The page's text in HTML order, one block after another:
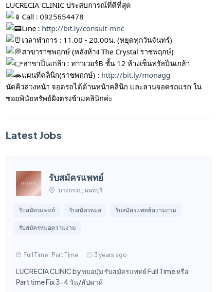
LUCRECIA CLINIC ประสบการณ์ที่ดีที่สุด
Call : 0925654478
Line : http://bit.ly/consult-mnc
เวลาทำการ : 11.00 - 20.00น. (หยุดทุกวันจันทร์)
สาขาราชพฤกษ์ (หลังห้าง The Crystal ราชพฤกษ์)
สาขาปิ่นเกล้า : ทาวเวอร์B ชั้น 12 ห้างเซ็นทรัลปิ่นเกล้า
แผนที่คลินิก(ราชพฤกษ์) : http://bit.ly/monagg
นัดคิวล่วงหน้า จอดรถได้ด้านหน้าคลินิก และลานจอดรถแรก ใน
ซอยพินัยทรัพย์ฝั่งตรงข้ามคลินิกค่ะ
Latest Jobs
รับสมัครแพทย์
บางกรวย, นนทบุรี
รับสมัครแพทย์ รับสมัครหมอ รับสมัครแพทย์ความงาม
รับสมัครหมอความงาม
Full Time , Part Time 3 years ago
LUCRECIA CLINIC by หมอบุ๋ม รับสมัครแพทย์ Full Time หรือ
Part time Fix 3-4 วัน/สัปดาห์